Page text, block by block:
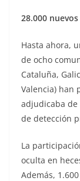
28.000
Hasta ahora,
de ocho
Cataluña,
Valencia) han
adjudicaba
de detección
La
oculta en
Además,